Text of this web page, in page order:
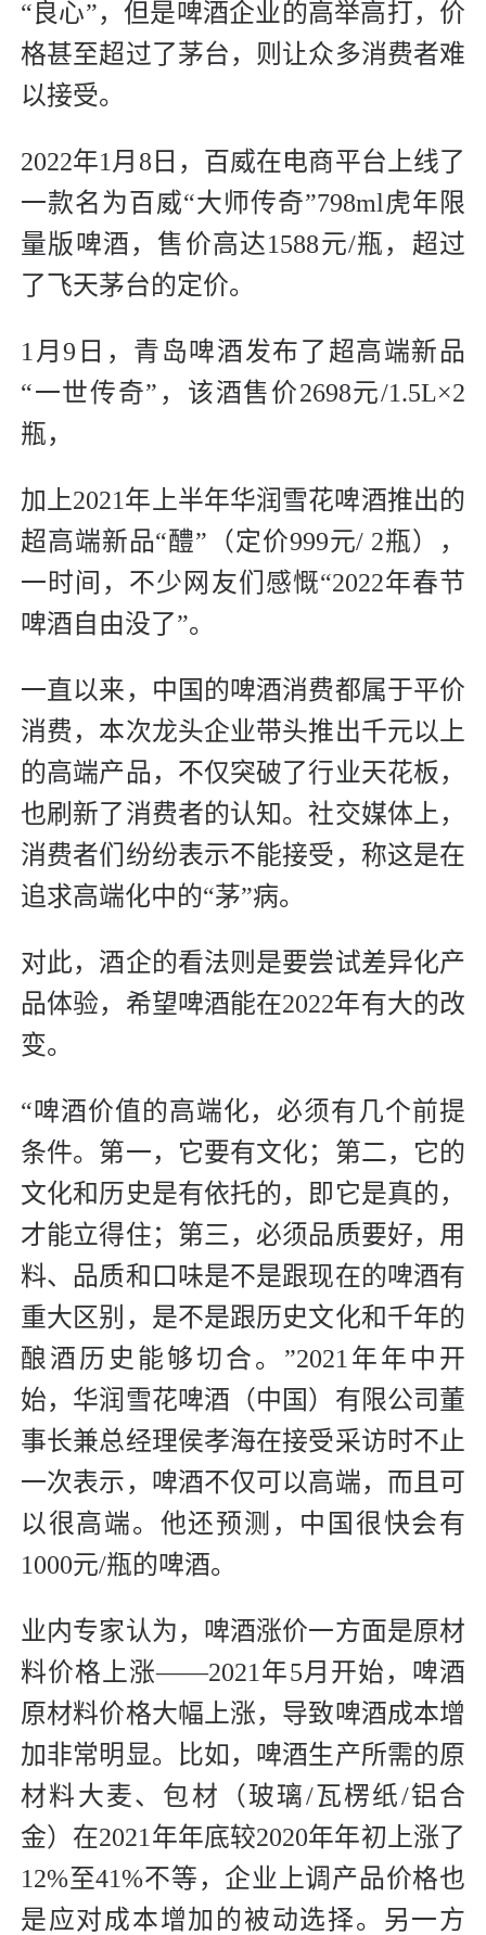
“良心”，但是啤酒企业的高举高打，价
格甚至超过了茅台，则让众多消费者难
以接受。
2022年1月8日，百威在电商平台上线了
一款名为百威“大师传奇”798ml虎年限
量版啤酒，售价高达1588元/瓶，超过
了飞天茅台的定价。
1月9日，青岛啤酒发布了超高端新品
“一世传奇”，该酒售价2698元/1.5L×2
瓶，
加上2021年上半年华润雪花啤酒推出的
超高端新品“醴”（定价999元/ 2瓶），
一时间，不少网友们感慨“2022年春节
啤酒自由没了”。
一直以来，中国的啤酒消费都属于平价
消费，本次龙头企业带头推出千元以上
的高端产品，不仅突破了行业天花板，
也刷新了消费者的认知。社交媒体上，
消费者们纷纷表示不能接受，称这是在
追求高端化中的“茅”病。
对此，酒企的看法则是要尝试差异化产
品体验，希望啤酒能在2022年有大的改
变。
“啤酒价值的高端化，必须有几个前提
条件。第一，它要有文化；第二，它的
文化和历史是有依托的，即它是真的，
才能立得住；第三，必须品质要好，用
料、品质和口味是不是跟现在的啤酒有
重大区别，是不是跟历史文化和千年的
酿酒历史能够切合。”2021年年中开
始，华润雪花啤酒（中国）有限公司董
事长兼总经理侯孝海在接受采访时不止
一次表示，啤酒不仅可以高端，而且可
以很高端。他还预测，中国很快会有
1000元/瓶的啤酒。
业内专家认为，啤酒涨价一方面是原材
料价格上涨——2021年5月开始，啤酒
原材料价格大幅上涨，导致啤酒成本增
加非常明显。比如，啤酒生产所需的原
材料大麦、包材（玻璃/瓦楞纸/铝合
金）在2021年年底较2020年年初上涨了
12%至41%不等，企业上调产品价格也
是应对成本增加的被动选择。另一方